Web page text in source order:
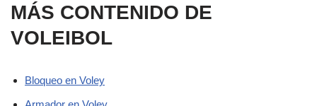
MÁS CONTENIDO DE
VOLEIBOL
Bloqueo en Voley